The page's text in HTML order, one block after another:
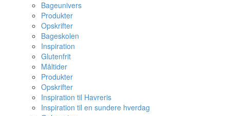
Bageunivers
Produkter
Opskrifter
Bageskolen
Inspiration
Glutenfrit
Måltider
Produkter
Opskrifter
Inspiration til Havreris
Inspiration til en sundere hverdag